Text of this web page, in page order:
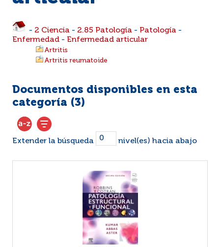
- 2 Ciencia - 2.85 Patología - Patología -
Enfermedad - Enfermedad articular
Artritis
Artritis reumatoide
Documentos disponibles en esta
categoría (3)
Extender la búsqueda nivel(es) hacia abajo